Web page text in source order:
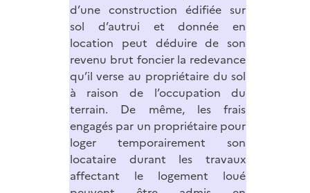
d’une construction édifiée sur
sol d’autrui et donnée en
location peut déduire de son
revenu brut foncier la redevance
qu’il verse au propriétaire du sol
à raison de l’occupation du
terrain. De même, les frais
engagés par un propriétaire pour
loger temporairement son
locataire durant les travaux
affectant le logement loué